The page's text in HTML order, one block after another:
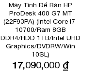
Máy Tính Để Bàn HP
ProDesk 400 G7 MT
(22F93PA) (Intel Core I7-
10700/Ram 8GB
DDR4/HDD 1TB/Intel UHD
Graphics/DVDRW/Win
10SL)
17,090,000 ₫